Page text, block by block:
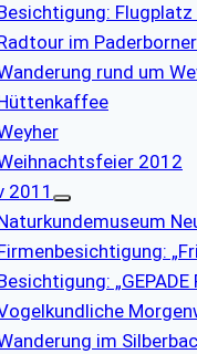
Flugplatz
im
rund um
2012
2011
im